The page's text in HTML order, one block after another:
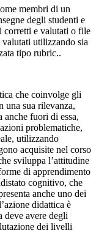
membri di un
degli studenti e
corretti e valutati o file
utilizzando sia
tipo rubric..
che coinvolge gli
una sua rilevanza,
anche fuori di essa,
problematiche,
utilizzando
acquisite nel corso
sviluppa l’attitudine
di apprendimento
cognitivo, che
anche uno dei
didattica è
deve avere degli
dei livelli